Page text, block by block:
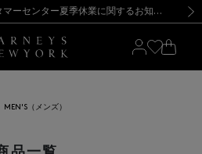
新規登録のお客様も対象！＜MY BARNEYS＞会員のお客様は11,000円（税込）以上のお買上げで常時送料無料！お買い物の際は会員登録を！
一時停止のお知らせ】(2026.8.7) 【オンラインストア カスタマーセンター夏季休業に関するお知らせ】（2026.8.7）
【夏季休業に伴う返品・交換承り一時停止のお知らせ】（2026.8.5）
影響によるお荷物のお届けについて
SALEのご案内・ご注意事項 新規登録のお客様も対象！＜MY BARNEYS＞会員のお客様は11,000円（税込）以上のお買上げで常時送料無料！お買い物の際は会員登録を！
一時停止のお知らせ】(2026.8.7)
MEN'S（メンズ）